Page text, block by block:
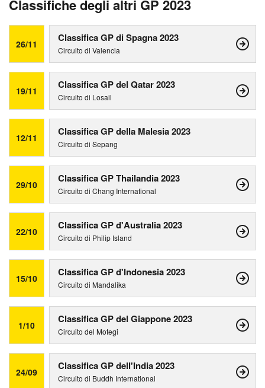
Classifiche degli altri GP 2023
26/11 Classifica GP di Spagna 2023
Circuito di Valencia
19/11 Classifica GP del Qatar 2023
Circuito di Losail
12/11 Classifica GP della Malesia 2023
Circuito di Sepang
29/10 Classifica GP Thailandia 2023
Circuito di Chang International
22/10 Classifica GP d'Australia 2023
Circuito di Philip Island
15/10 Classifica GP d'Indonesia 2023
Circuito di Mandalika
1/10 Classifica GP del Giappone 2023
Circuito del Motegi
24/09 Classifica GP dell'India 2023
Circuito di Buddh International